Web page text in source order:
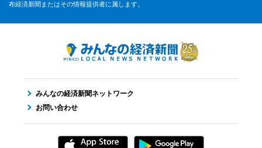
布経済新聞またはその情報提供者に属します。
みんなの経済新聞ネットワーク
お問い合わせ